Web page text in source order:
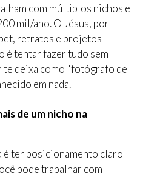
com múltiplos nichos e
mil/ano. O Jésus, por
retratos e projetos
é tentar fazer tudo sem
te deixa como "fotógrafo de
em nada.
de um nicho na
ter posicionamento claro
pode trabalhar com